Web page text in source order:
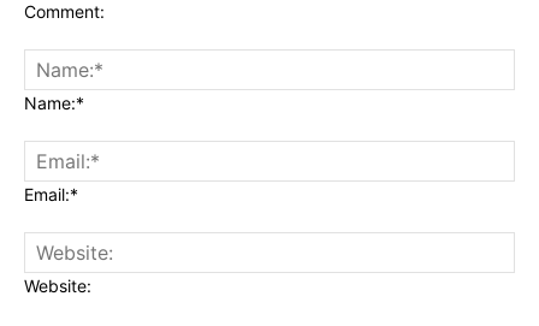
Comment:
Name:*
Email:*
Website: